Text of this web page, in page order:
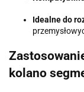
Idealne do
kolano